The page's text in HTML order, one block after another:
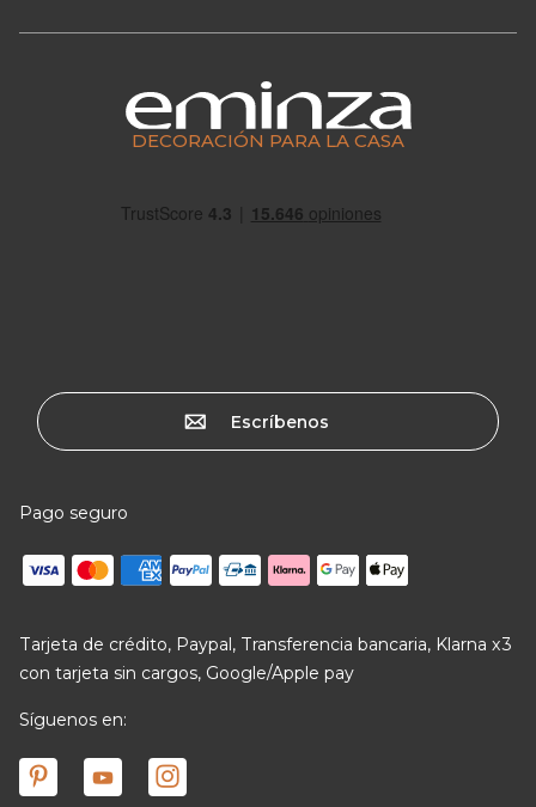
DECORACIÓN PARA LA CASA
Escríbenos
Pago seguro
Tarjeta de crédito, Paypal, Transferencia bancaria, Klarna x3
con tarjeta sin cargos, Google/Apple pay
Síguenos en: